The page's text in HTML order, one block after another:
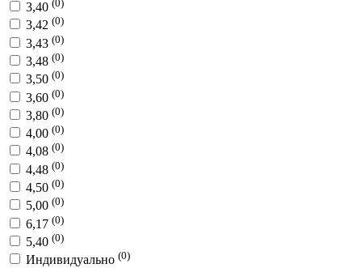
3,40 (0)
3,42 (0)
3,43 (0)
3,48 (0)
3,50 (0)
3,60 (0)
3,80 (0)
4,00 (0)
4,08 (0)
4,48 (0)
4,50 (0)
5,00 (0)
6,17 (0)
5,40 (0)
Индивидуально (0)